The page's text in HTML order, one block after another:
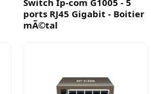
ports RJ45 Gigabit - Boitier
mÃ©tal